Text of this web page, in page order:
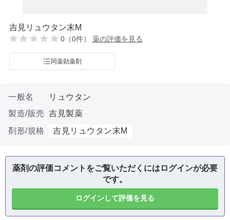
吉見リュウタン末M
0（0件） 薬の評価を見る
同薬効薬剤
一般名
リュウタン
製造/販売 吉見製薬
剤形/規格
吉見リュウタン末M
薬剤の評価コメントをご覧いただくにはログインが必要
です。
ログインして評価を見る